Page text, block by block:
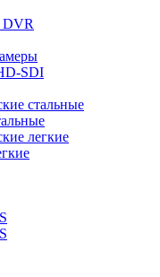
DVR
SDI
стальные
легкие